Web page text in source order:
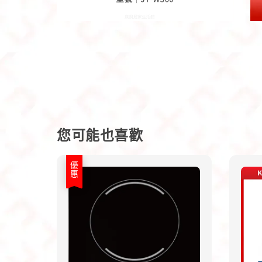
您可能也喜歡
優惠